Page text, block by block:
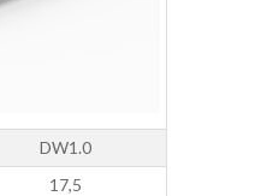
DW1.0
17,5